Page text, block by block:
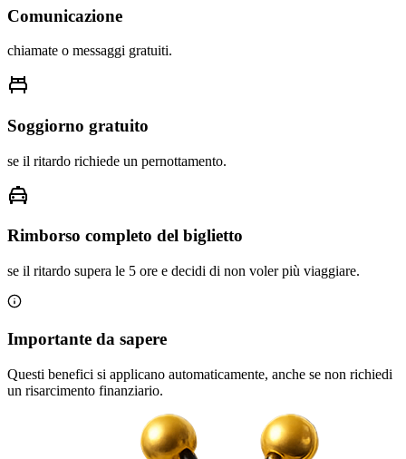
Comunicazione
chiamate o messaggi gratuiti.
Soggiorno gratuito
se il ritardo richiede un pernottamento.
Rimborso completo del biglietto
se il ritardo supera le 5 ore e decidi di non voler più viaggiare.
Importante da sapere
Questi benefici si applicano automaticamente, anche se non richiedi
un risarcimento finanziario.